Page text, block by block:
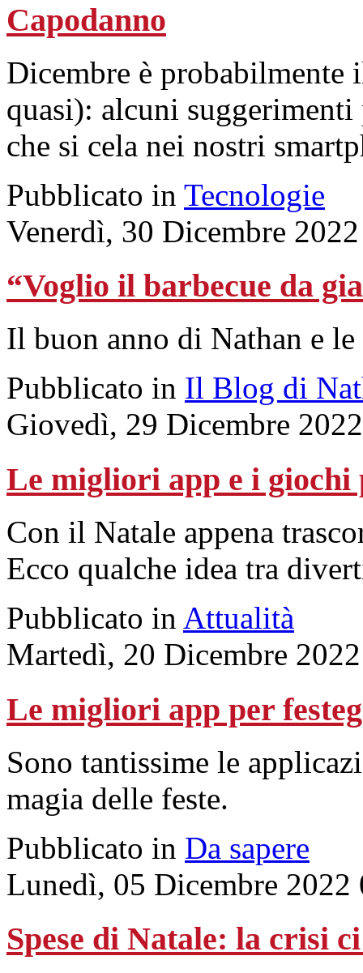
Capodanno
Dicembre è probabilmente
quasi): alcuni
che si cela nei nostri
Pubblicato in Tecnologie
Venerdì, 30 Dicembre
“Voglio il barbecue da
Il buon anno di Nathan e
Pubblicato in Il Blog di
Giovedì, 29 Dicembre
Le migliori app e i giochi
Con il Natale appena
Ecco qualche idea tra
Pubblicato in Attualità
Martedì, 20 Dicembre
Le migliori app per
Sono tantissime le
magia delle feste.
Pubblicato in Da sapere
Lunedì, 05 Dicembre 2022
Spese di Natale: la crisi